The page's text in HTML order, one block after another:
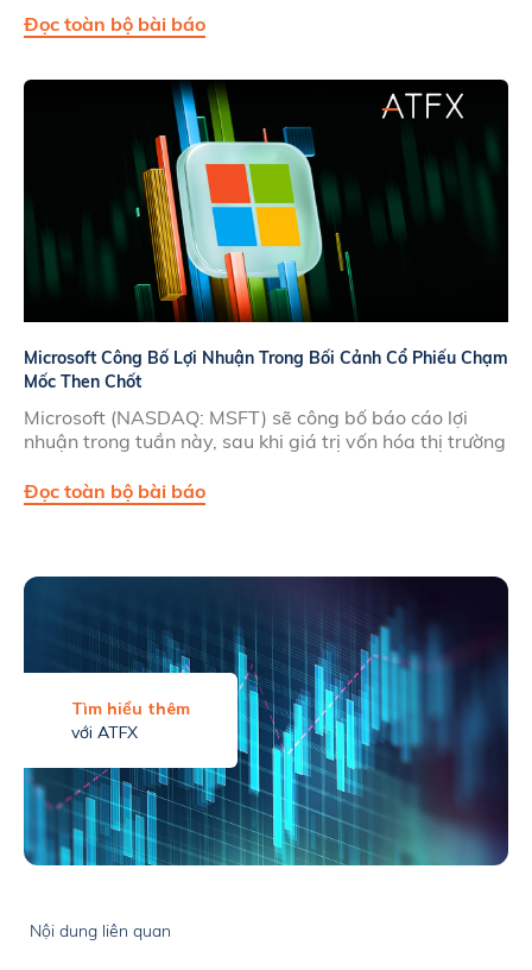
Đọc toàn bộ bài báo
Microsoft Công Bố Lợi Nhuận Trong Bối Cảnh Cổ Phiếu Chạm
Mốc Then Chốt
Microsoft (NASDAQ: MSFT) sẽ công bố báo cáo lợi
nhuận trong tuần này, sau khi giá trị vốn hóa thị trường
Đọc toàn bộ bài báo
Tìm hiểu thêm
với ATFX
Nội dung liên quan